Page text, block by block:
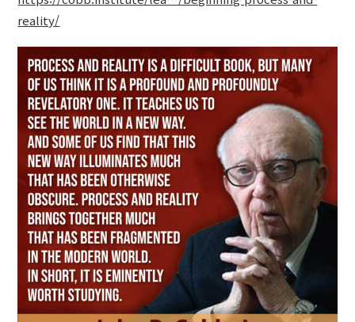
reality/